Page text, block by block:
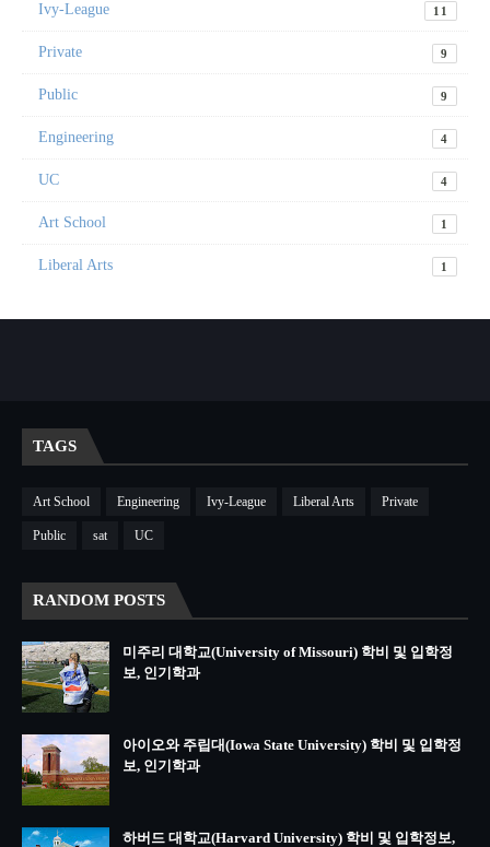
Ivy-League 11
Private 9
Public 9
Engineering 4
UC 4
Art School 1
Liberal Arts 1
TAGS
Art School Engineering Ivy-League Liberal Arts Private
Public sat UC
RANDOM POSTS
미주리 대학교(University of Missouri) 학비 및 입학정
보, 인기학과
아이오와 주립대(Iowa State University) 학비 및 입학정
보, 인기학과
하버드 대학교(Harvard University) 학비 및 입학정보,